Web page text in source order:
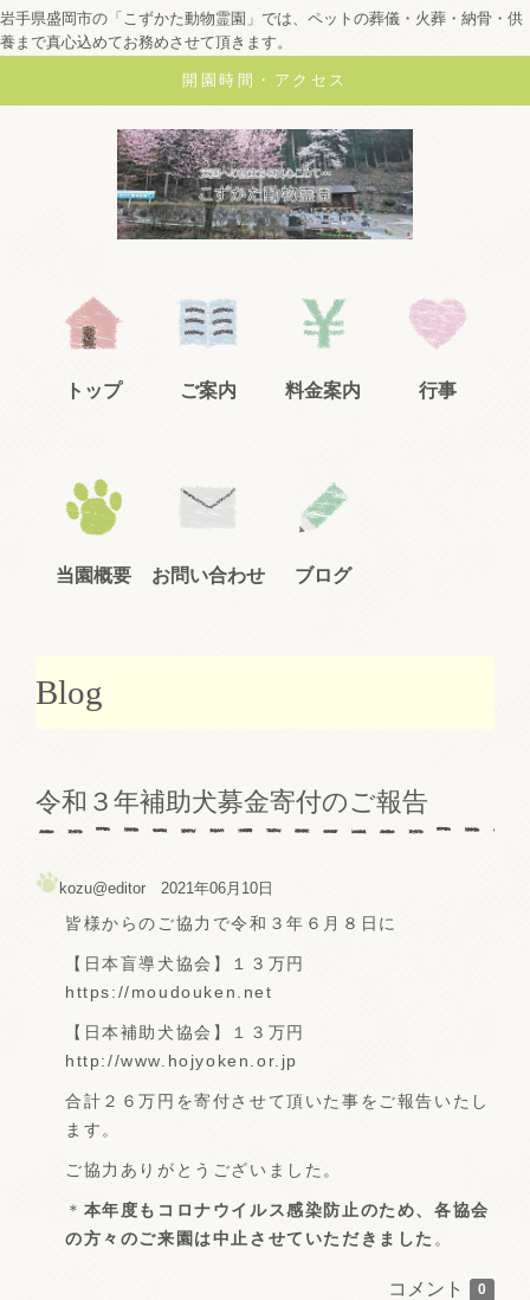
岩手県盛岡市の「こずかた動物霊園」では、ペットの葬儀・火葬・納骨・供
養まで真心込めてお務めさせて頂きます。
開園時間・アクセス
トップ ご案内 料金案内 行事
当園概要 お問い合わせ ブログ
Blog
令和３年補助犬募金寄付のご報告
kozu@editor 2021年06月10日
皆様からのご協力で令和３年６月８日に
【日本盲導犬協会】１３万円
https://moudouken.net
【日本補助犬協会】１３万円
http://www.hojyoken.or.jp
合計２６万円を寄付させて頂いた事をご報告いたし
ます。
ご協力ありがとうございました。
＊ 本年度もコロナウイルス感染防止のため、各協会
の方々のご来園は中止させていただきました 。
コメント 0